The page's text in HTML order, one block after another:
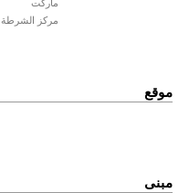
مركز الشرطة
موقع
مبنى